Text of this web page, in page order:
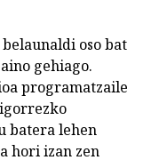
oso bat
gehiago.
programatzaile
batera lehen
hori izan zen